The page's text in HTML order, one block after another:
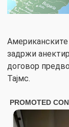
Американските
задржи
договор
Тајмс.